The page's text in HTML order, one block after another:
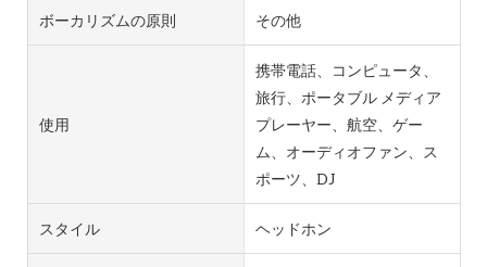
ボーカリズムの原則 その他
使用
携帯電話、コンピュータ、
旅行、ポータブル メディア
プレーヤー、航空、ゲー
ム、オーディオファン、ス
ポーツ、DJ
スタイル ヘッドホン